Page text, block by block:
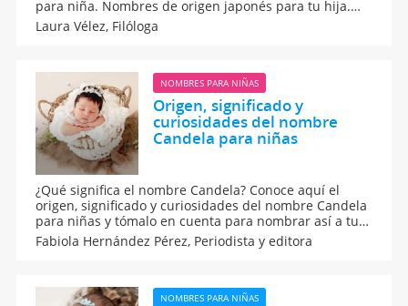
para niña. Nombres de origen japonés para tu hija.
Nombres japoneses que te va a encantar para niñas.
Desde Guiainfantil te ofrecemos una lista con los
Laura Vélez, Filóloga
NOMBRES PARA NIÑAS
Origen, significado y
curiosidades del nombre
Candela para niñas
¿Qué significa el nombre Candela? Conoce aquí el
origen, significado y curiosidades del nombre Candela
para niñas y tómalo en cuenta para nombrar así a tu
pequeña recién nacida. Es un nombre muy bonito que
te gustará bastante. Está directamente relacionado
Fabiola Hernández Pérez, Periodista y editora
NOMBRES PARA NIÑAS